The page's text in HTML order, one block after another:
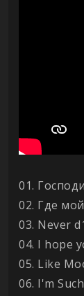
01.
02. Где
03. Never
04. I hope
05. Like
06. I'm